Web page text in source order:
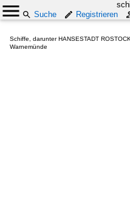
Suche
Registrieren
Schiffe, darunter HANSESTADT
Warnemünde